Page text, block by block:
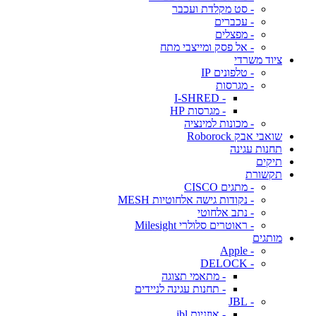
- סט מקלדת ועכבר
- עכברים
- מפצלים
- אל פסק ומייצבי מתח
ציוד משרדי
- טלפונים IP
- מגרסות
- I-SHRED
- מגרסות HP
- מכונות למינציה
שואבי אבק Roborock
תחנות עגינה
תיקים
תקשורת
- מתגים CISCO
- נקודות גישה אלחוטיות MESH
- נתב אלחוטי
- ראוטרים סלולרי Milesight
מותגים
- Apple
- DELOCK
- מתאמי תצוגה
- תחנות עגינה לניידים
- JBL